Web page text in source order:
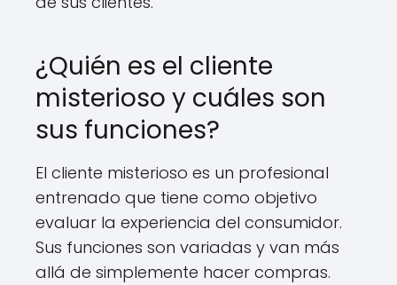
¿Quién es el cliente
misterioso y cuáles son
sus funciones?
El cliente misterioso es un profesional
entrenado que tiene como objetivo
evaluar la experiencia del consumidor.
Sus funciones son variadas y van más
allá de simplemente hacer compras.